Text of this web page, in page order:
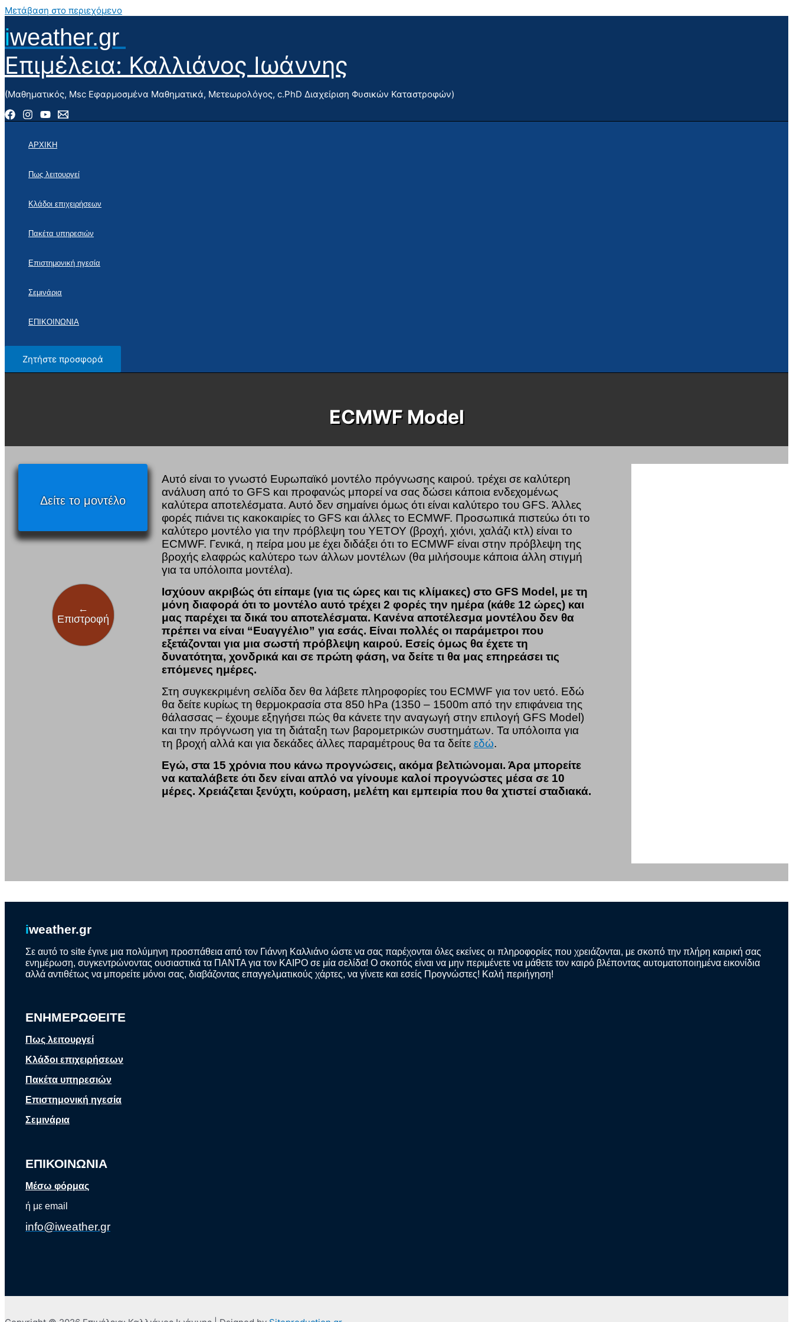
Μετάβαση στο περιεχόμενο
iweather.gr
Επιμέλεια: Καλλιάνος Ιωάννης
(Μαθηματικός, Msc Εφαρμοσμένα Μαθηματικά, Μετεωρολόγος, c.PhD Διαχείριση Φυσικών Καταστροφών)
ΑΡΧΙΚΗ
Πως λειτουργεί
Κλάδοι επιχειρήσεων
Πακέτα υπηρεσιών
Επιστημονική ηγεσία
Σεμινάρια
ΕΠΙΚΟΙΝΩΝΙΑ
Ζητήστε προσφορά
ECMWF Model
Δείτε το μοντέλο
←
Επιστροφή
Αυτό είναι το γνωστό Ευρωπαϊκό μοντέλο πρόγνωσης καιρού. τρέχει σε καλύτερη
ανάλυση από το GFS και προφανώς μπορεί να σας δώσει κάποια ενδεχομένως
καλύτερα αποτελέσματα. Αυτό δεν σημαίνει όμως ότι είναι καλύτερο του GFS. Άλλες
φορές πιάνει τις κακοκαιρίες το GFS και άλλες το ECMWF. Προσωπικά πιστεύω ότι το
καλύτερο μοντέλο για την πρόβλεψη του ΥΕΤΟΥ (βροχή, χιόνι, χαλάζι κτλ) είναι το
ECMWF. Γενικά, η πείρα μου με έχει διδάξει ότι το ECMWF είναι στην πρόβλεψη της
βροχής ελαφρώς καλύτερο των άλλων μοντέλων (θα μιλήσουμε κάποια άλλη στιγμή
για τα υπόλοιπα μοντέλα).
Ισχύουν ακριβώς ότι είπαμε (για τις ώρες και τις κλίμακες) στο GFS Model, με τη
μόνη διαφορά ότι το μοντέλο αυτό τρέχει 2 φορές την ημέρα (κάθε 12 ώρες) και
μας παρέχει τα δικά του αποτελέσματα. Κανένα αποτέλεσμα μοντέλου δεν θα
πρέπει να είναι “Ευαγγέλιο” για εσάς. Είναι πολλές οι παράμετροι που
εξετάζονται για μια σωστή πρόβλεψη καιρού. Εσείς όμως θα έχετε τη
δυνατότητα, χονδρικά και σε πρώτη φάση, να δείτε τι θα μας επηρεάσει τις
επόμενες ημέρες.
Στη συγκεκριμένη σελίδα δεν θα λάβετε πληροφορίες του ECMWF για τον υετό. Εδώ
θα δείτε κυρίως τη θερμοκρασία στα 850 hPa (1350 – 1500m από την επιφάνεια της
θάλασσας – έχουμε εξηγήσει πώς θα κάνετε την αναγωγή στην επιλογή GFS Model)
και την πρόγνωση για τη διάταξη των βαρομετρικών συστημάτων. Τα υπόλοιπα για
τη βροχή αλλά και για δεκάδες άλλες παραμέτρους θα τα δείτε εδώ.
Εγώ, στα 15 χρόνια που κάνω προγνώσεις, ακόμα βελτιώνομαι. Άρα μπορείτε
να καταλάβετε ότι δεν είναι απλό να γίνουμε καλοί προγνώστες μέσα σε 10
μέρες. Χρειάζεται ξενύχτι, κούραση, μελέτη και εμπειρία που θα χτιστεί σταδιακά.
iweather.gr
Σε αυτό το site έγινε μια πολύμηνη προσπάθεια από τον Γιάννη Καλλιάνο ώστε να σας παρέχονται όλες εκείνες οι πληροφορίες που χρειάζονται, με σκοπό την πλήρη καιρική σας
ενημέρωση, συγκεντρώνοντας ουσιαστικά τα ΠΑΝΤΑ για τον ΚΑΙΡΟ σε μία σελίδα! Ο σκοπός είναι να μην περιμένετε να μάθετε τον καιρό βλέποντας αυτοματοποιημένα εικονίδια
αλλά αντιθέτως να μπορείτε μόνοι σας, διαβάζοντας επαγγελματικούς χάρτες, να γίνετε και εσείς Προγνώστες! Καλή περιήγηση!
ΕΝΗΜΕΡΩΘΕΙΤΕ
Πως λειτουργεί
Κλάδοι επιχειρήσεων
Πακέτα υπηρεσιών
Επιστημονική ηγεσία
Σεμινάρια
ΕΠΙΚΟΙΝΩΝΙΑ
Μέσω φόρμας
ή με email
info@iweather.gr